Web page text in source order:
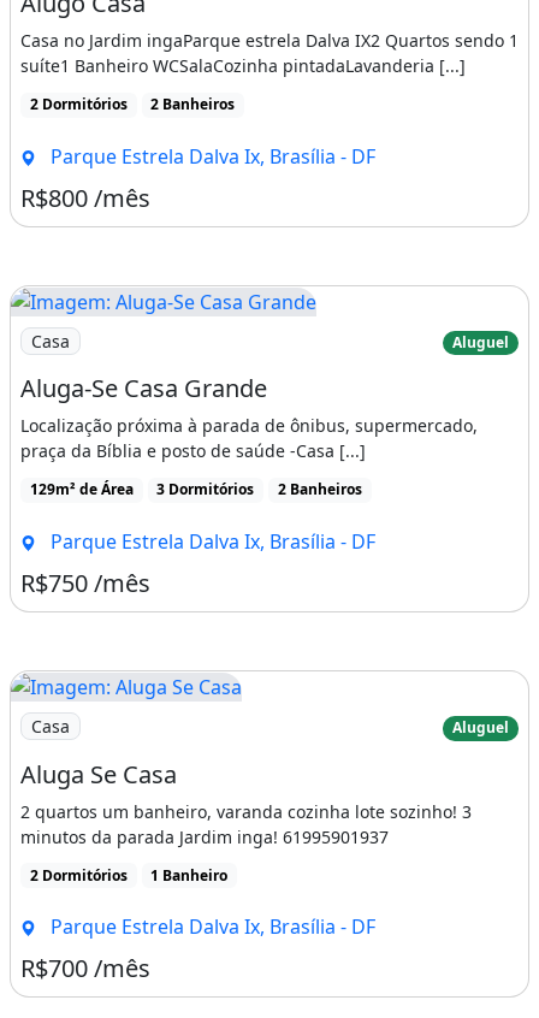
Casa no Jardim ingaParque estrela Dalva IX2 Quartos sendo 1
suíte1 Banheiro WCSalaCozinha pintadaLavanderia [...]
2 Dormitórios 2 Banheiros
Parque Estrela Dalva Ix, Brasília - DF
R$800 /mês
Imagem: Aluga-Se Casa Grande
Casa Aluguel
Aluga-Se Casa Grande
Localização próxima à parada de ônibus, supermercado,
praça da Bíblia e posto de saúde -Casa [...]
129m² de Área 3 Dormitórios 2 Banheiros
Parque Estrela Dalva Ix, Brasília - DF
R$750 /mês
Imagem: Aluga Se Casa
Casa Aluguel
Aluga Se Casa
2 quartos um banheiro, varanda cozinha lote sozinho! 3
minutos da parada Jardim inga! 61995901937
2 Dormitórios 1 Banheiro
Parque Estrela Dalva Ix, Brasília - DF
R$700 /mês